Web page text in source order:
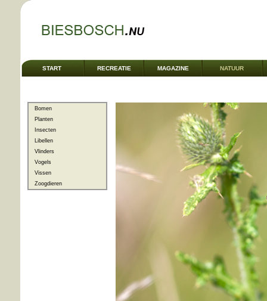
START RECREATIE MAGAZINE NATUUR
Bomen
Planten
Insecten
Libellen
Vlinders
Vogels
Vissen
Zoogdieren